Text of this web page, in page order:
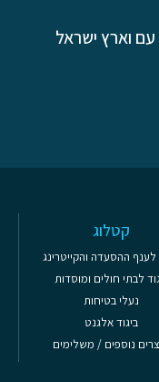
עם וארץ ישראל
קטלוג
לענף ההסעדה והקייטרינג
לבתי חולים ומוסדות
נעלי בטיחות
ביגוד אלגנט
נוספים / משלימים